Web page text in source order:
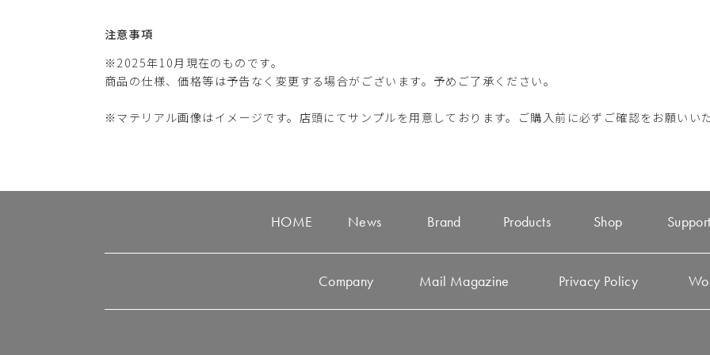
注意事項
※2025年10月現在のものです。
商品の仕様、価格等は予告なく変更する場合がございます。予めご了承ください。
※マテリアル画像はイメージです。店頭にてサンプルを用意しております。ご購入前に必ずご確認をお願いいた
HOME News Brand Products Shop Support
Company Mail Magazine Privacy Policy